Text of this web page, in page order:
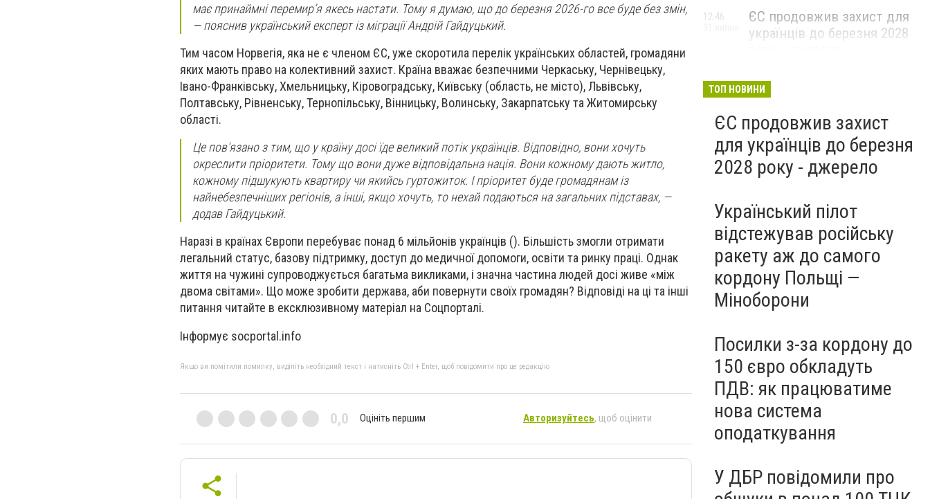
має принаймні перемир’я якесь настати. Тому я думаю, що до березня 2026-го все буде без змін,
— пояснив український експерт із міграції Андрій Гайдуцький.
Тим часом Норвегія, яка не є членом ЄС, уже скоротила перелік українських областей, громадяни
яких мають право на колективний захист. Країна вважає безпечними Черкаську, Чернівецьку,
Івано-Франківську, Хмельницьку, Кіровоградську, Київську (область, не місто), Львівську,
Полтавську, Рівненську, Тернопільську, Вінницьку, Волинську, Закарпатську та Житомирську
області.
Це пов'язано з тим, що у країну досі їде великий потік українців. Відповідно, вони хочуть
окреслити пріоритети. Тому що вони дуже відповідальна нація. Вони кожному дають житло,
кожному підшукують квартиру чи якийсь гуртожиток. І пріоритет буде громадянам із
найнебезпечніших регіонів, а інші, якщо хочуть, то нехай подаються на загальних підставах, —
додав Гайдуцький.
Наразі в країнах Європи перебуває понад 6 мільйонів українців (). Більшість змогли отримати
легальний статус, базову підтримку, доступ до медичної допомоги, освіти та ринку праці. Однак
життя на чужині супроводжується багатьма викликами, і значна частина людей досі живе «між
двома світами». Що може зробити держава, аби повернути своїх громадян? Відповіді на ці та інші
питання читайте в ексклюзивному матеріал на Соцпорталі.
Інформує socportal.info
Якщо ви помітили помилку, виділіть необхідний текст і натисніть Ctrl + Enter, щоб повідомити про це редакцію
0,0 Оцініть першим Авторизуйтесь, щоб оцінити
ЄС продовжив захист для
українців до березня 2028
12:46
ТОП НОВИНИ
ЄС продовжив захист
для українців до березня
2028 року - джерело
Український пілот
відстежував російську
ракету аж до самого
кордону Польщі —
Міноборони
Посилки з-за кордону до
150 євро обкладуть
ПДВ: як працюватиме
нова система
оподаткування
У ДБР повідомили про